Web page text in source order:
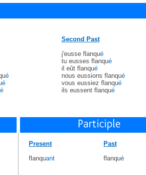
é
é
é
Second Past
j'eusse flanqué
tu eusses flanqué
il eût flanqué
nous eussions flanqué
vous eussiez flanqué
ils eussent flanqué
Present
flanquant
Past
flanqué